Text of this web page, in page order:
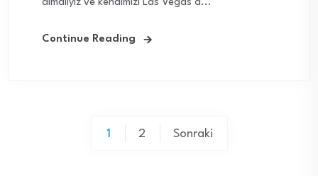
almalıyız ve kendimizi Las Vegas’a...
Continue Reading
1 2 Sonraki